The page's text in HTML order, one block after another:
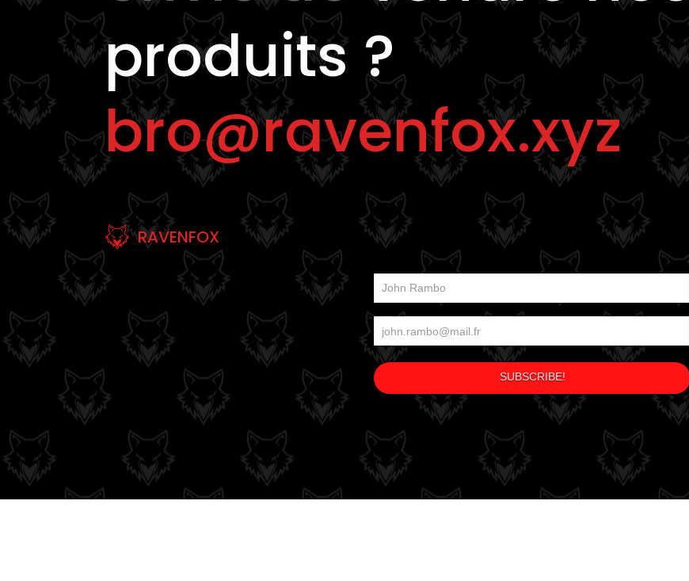
Couleurs du moment
produitproduits ?
bro@ravenfox.xyz
RAVENFOX